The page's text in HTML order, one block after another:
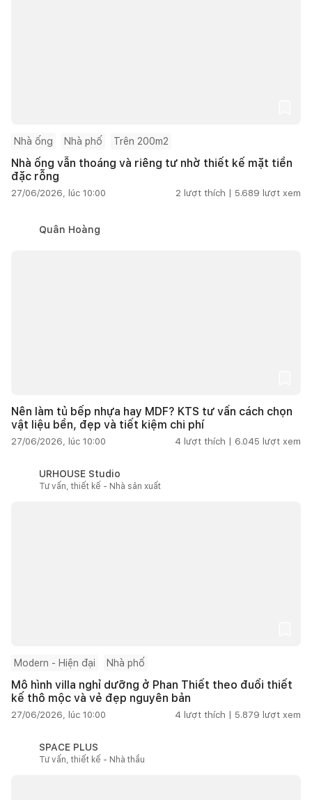
Nhà ống Nhà phố Trên 200m2
Nhà ống vẫn thoáng và riêng tư nhờ thiết kế mặt tiền
đặc rỗng
27/06/2026, lúc 10:00 2 lượt thích | 5.689 lượt xem
Quân Hoàng
Nên làm tủ bếp nhựa hay MDF? KTS tư vấn cách chọn
vật liệu bền, đẹp và tiết kiệm chi phí
27/06/2026, lúc 10:00 4 lượt thích | 6.045 lượt xem
URHOUSE Studio
Tư vấn, thiết kế - Nhà sản xuất
Modern - Hiện đại Nhà phố
Mô hình villa nghỉ dưỡng ở Phan Thiết theo đuổi thiết
kế thô mộc và vẻ đẹp nguyên bản
27/06/2026, lúc 10:00 4 lượt thích | 5.879 lượt xem
SPACE PLUS
Tư vấn, thiết kế - Nhà thầu